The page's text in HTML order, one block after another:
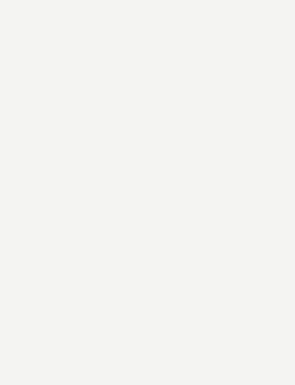
démarre fort sa CAN
: Fanon comme boussole de la souveraineté…
et Pretoria sur fond de…
interdit les supporters sénégalais…
américain défie l’influence chinoise
un retrait d’Uvira, mais…
se payer la tête de la BBC ?
AIBD avec le TER : L’APIX annonce…
forfait, Mamadou Lamine CAMARA…
des Nations, un événement de plus en plus…
la CAN 2025 par Sportdigital Fußball, le…
rejette la transition militaire